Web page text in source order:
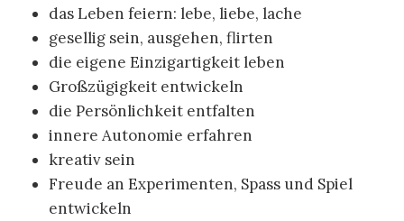
das Leben feiern: lebe, liebe, lache
gesellig sein, ausgehen, flirten
die eigene Einzigartigkeit leben
Großzügigkeit entwickeln
die Persönlichkeit entfalten
innere Autonomie erfahren
kreativ sein
Freude an Experimenten, Spass und Spiel
entwickeln